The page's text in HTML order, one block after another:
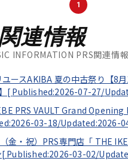
1
連情報
INFORMATION PRS関連情報
ースAKIBA 夏の中古祭り【8
[ Published:2026-07-27/
PRS VAULT Grand
03-18/Updated:2026-
金・祝）PRS専門店「 THE
[ Published:2026-03-02/